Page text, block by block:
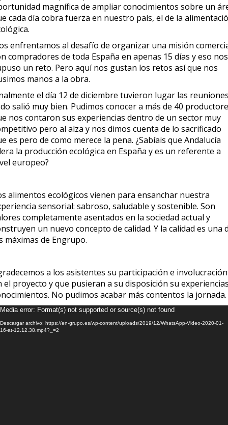
magnífica de ampliar conocimientos sobre un
cada día cobra fuerza en nuestro país, el de la
enfrentamos al desafío de organizar una misión
compradores de toda España en apenas 15 días y eso nos
un reto. Pero aquí nos gustan los retos así que nos
manos a la obra.
el día 12 de diciembre tuvieron lugar las
salió muy bien. Pudimos conocer a más de 40
nos contaron sus experiencias dentro de un sector muy
pero al alza y nos dimos cuenta de lo sacrificado
es pero de como merece la pena. ¿Sabíais que Andalucía
la producción ecológica en España y es un referente a
europeo?
alimentos ecológicos vienen para ensanchar nuestra
sensorial: sabroso, saludable y sostenible. Son
completamente asentados en la sociedad actual y
un nuevo concepto de calidad. Y la calidad es una
máximas de Engrupo.
a los asistentes su participación e involucración
el proyecto y que pusieran a su disposición su
No pudimos acabar más contentos la jornada.
Media error: Format(s) not supported or source(s) not found
Descargar archivo: https://en-grupo.es/wp-content/uploads/2019/12/WhatsApp-Video-2020-01-
16-at-12.12.38.mp4?_=2